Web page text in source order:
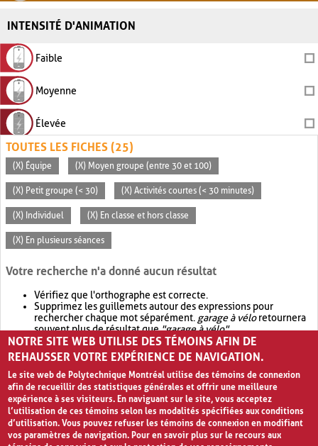
INTENSITÉ D'ANIMATION
Faible
Moyenne
Élevée
TOUTES LES FICHES (25)
(X) Équipe (X) Moyen groupe (entre 30 et 100)
(X) Petit groupe (< 30) (X) Activités courtes (< 30 minutes)
(X) Individuel (X) En classe et hors classe
(X) En plusieurs séances
Votre recherche n'a donné aucun résultat
Vérifiez que l'orthographe est correcte.
Supprimez les guillemets autour des expressions pour
rechercher chaque mot séparément. garage à véloretournera
souvent plus de résultat que"garage à vélo".
Envisagez d'élargir votre recherche avec OR.garage OR vélo
retournera souvent plus de résultat quegarage à vélo
NOTRE SITE WEB UTILISE DES TÉMOINS AFIN DE
REHAUSSER VOTRE EXPÉRIENCE DE NAVIGATION.
Le site web de Polytechnique Montréal utilise des témoins de connexion
afin de recueillir des statistiques générales et offrir une meilleure
expérience à ses visiteurs. En naviguant sur le site, vous acceptez
l’utilisation de ces témoins selon les modalités spécifiées aux conditions
d’utilisation. Vous pouvez refuser les témoins de connexion en modifiant
vos paramètres de navigation. Pour en savoir plus sur le recours aux